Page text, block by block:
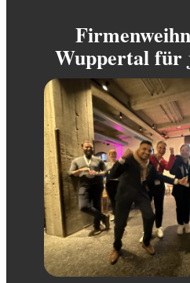
Wuppertal für